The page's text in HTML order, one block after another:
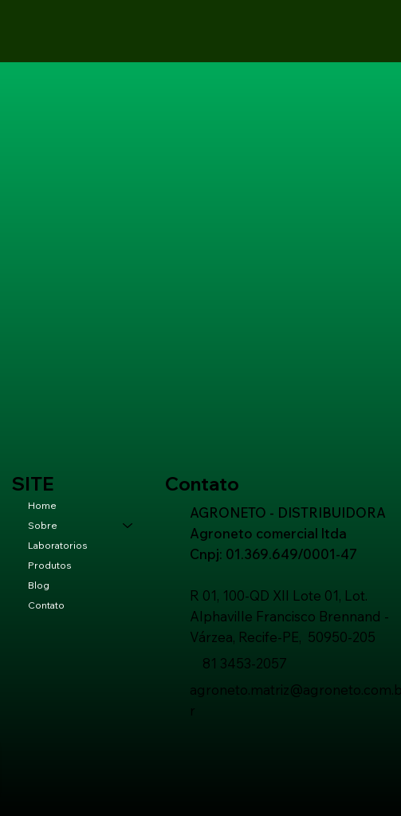
SITE
Home
Sobre
Laboratorios
Produtos
Blog
Contato
Contato
AGRONETO - DISTRIBUIDORA
Agroneto comercial ltda
Cnpj: 01.369.649/0001-47
R 01, 100-QD XII Lote 01, Lot.
Alphaville Francisco Brennand -
Várzea, Recife-PE, 50950-205
81 3453-2057
agroneto.matriz@agroneto.com.b
r